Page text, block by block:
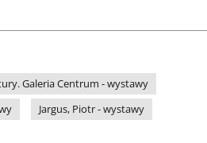
Galeria Centrum - wystawy
Jargus, Piotr - wystawy